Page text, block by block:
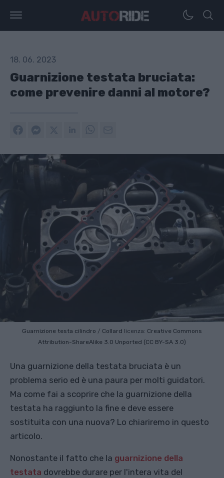
18. 06. 2023
Guarnizione testata bruciata:
come prevenire danni al motore?
Guarnizione testa cilindro / Collard licenza: Creative Commons
Attribution-ShareAlike 3.0 Unported (CC BY-SA 3.0)
Una guarnizione della testata bruciata è un
problema serio ed è una paura per molti guidatori.
Ma come fai a scoprire che la guarnizione della
testata ha raggiunto la fine e deve essere
sostituita con una nuova? Lo chiariremo in questo
articolo.
Nonostante il fatto che la guarnizione della
testata dovrebbe durare per l'intera vita del